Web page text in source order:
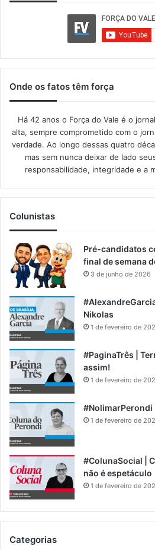
Onde os fatos têm força
Há 42 anos o Força do Vale é o
alta, sempre comprometido com o
verdade. Ao longo dessas quatro
mas sem nunca deixar de lado
responsabilidade, integridade e a
Colunistas
Pré-candidatos
final de semana
3 de junho de 2026
Nikolas
1 de fevereiro de
#PaginaTrês |
assim!
1 de fevereiro de
#NolimarPerondi
1 de fevereiro de
#ColunaSocial |
não é espetáculo
1 de fevereiro de
Categorias